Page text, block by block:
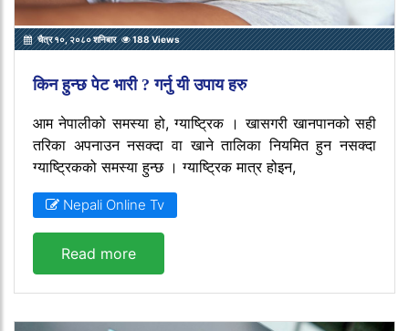
चैत्र १०, २०८० शनिबार 188 Views
किन हुन्छ पेट भारी ? गर्नु यी उपाय हरु
आम नेपालीको समस्या हो, ग्याष्ट्रिक । खासगरी खानपानको सही
तरिका अपनाउन नसक्दा वा खाने तालिका नियमित हुन नसक्दा
ग्याष्ट्रिकको समस्या हुन्छ । ग्याष्ट्रिक मात्र होइन,
Nepali Online Tv
Read more